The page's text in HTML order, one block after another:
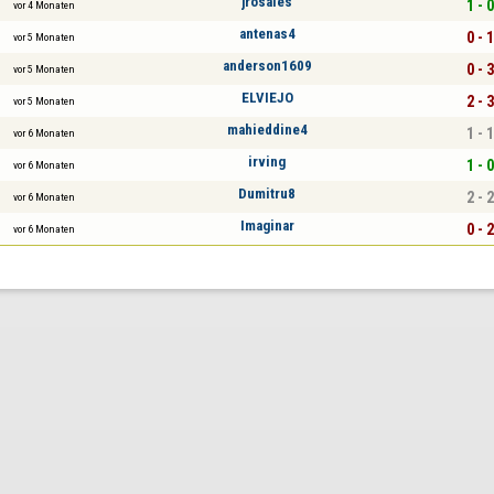
vor 4 Monaten 1 - 0
vor 5 Monaten antenas4 0 - 1
vor 5 Monaten anderson1609 0 - 3
vor 5 Monaten ELVIEJO 2 - 3
vor 6 Monaten mahieddine4 1 - 1
vor 6 Monaten irving 1 - 0
vor 6 Monaten Dumitru8 2 - 2
vor 6 Monaten Imaginar 0 - 2